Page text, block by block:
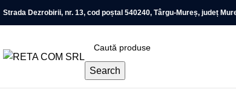
Strada Dezrobirii, nr. 13, cod poștal 540240, Târgu-Mureș, județ
Search